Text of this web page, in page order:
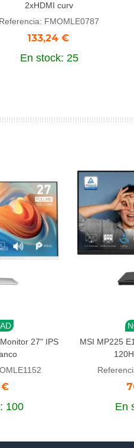
2xHDMI curv
Referencia: FMOMLE0787
133,24 €
En stock: 25
27" IPS
€
100
Añadir
MSI MP225
En